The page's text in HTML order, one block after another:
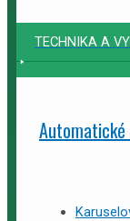
TECHNIKA A